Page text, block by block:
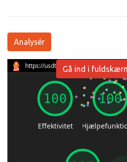
Analysér
Gå ind i